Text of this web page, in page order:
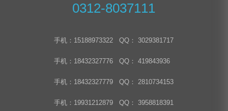
0312-8037111
手机：15188973322 QQ： 3029381717
手机：18432327776 QQ： 419843936
手机：18432327779 QQ： 2810734153
手机：19931212879 QQ： 3958818391